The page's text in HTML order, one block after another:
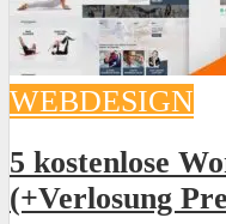
WEBDESIGN
5 kostenlose
(+Verlosung